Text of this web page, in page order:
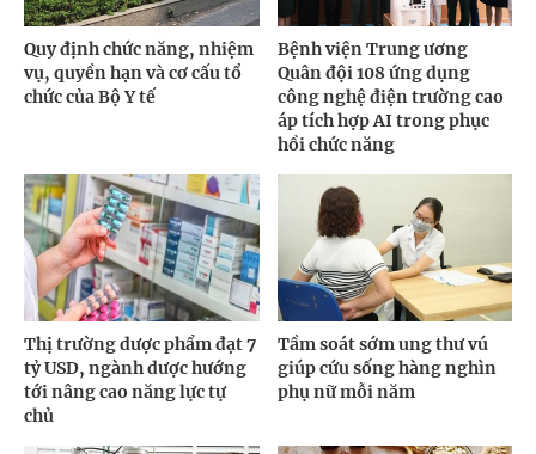
Quy định chức năng, nhiệm
vụ, quyền hạn và cơ cấu tổ
chức của Bộ Y tế
Bệnh viện Trung ương
Quân đội 108 ứng dụng
công nghệ điện trường cao
áp tích hợp AI trong phục
hồi chức năng
Thị trường dược phẩm đạt 7
tỷ USD, ngành dược hướng
tới nâng cao năng lực tự
chủ
Tầm soát sớm ung thư vú
giúp cứu sống hàng nghìn
phụ nữ mỗi năm